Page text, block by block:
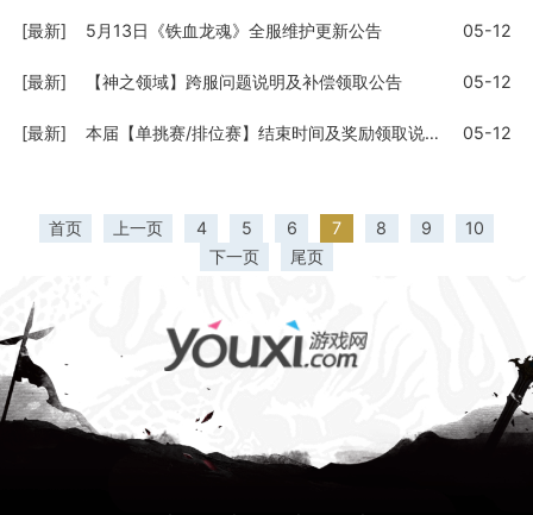
[最新] 5月13日《铁血龙魂》全服维护更新公告 05-12
[最新] 【神之领域】跨服问题说明及补偿领取公告 05-12
[最新] 本届【单挑赛/排位赛】结束时间及奖励领取说明 05-12
首页 上一页 4 5 6 7 8 9
10
下一页
尾页